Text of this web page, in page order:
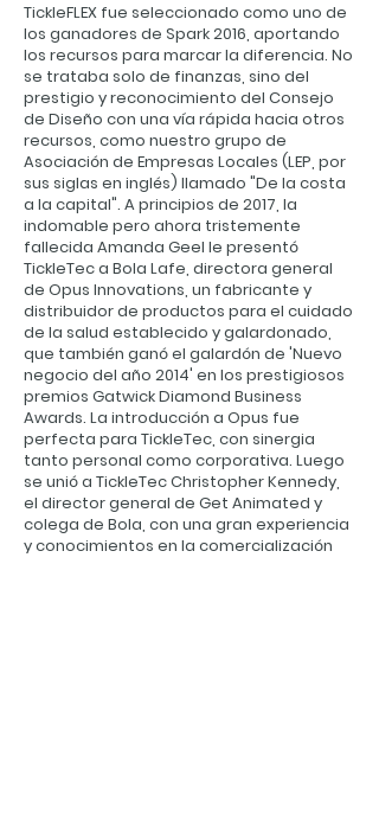
TickleFLEX fue seleccionado como uno de
los ganadores de Spark 2016, aportando
los recursos para marcar la diferencia. No
se trataba solo de finanzas, sino del
prestigio y reconocimiento del Consejo
de Diseño con una vía rápida hacia otros
recursos, como nuestro grupo de
Asociación de Empresas Locales (LEP, por
sus siglas en inglés) llamado "De la costa
a la capital". A principios de 2017, la
indomable pero ahora tristemente
fallecida Amanda Geel le presentó
TickleTec a Bola Lafe, directora general
de Opus Innovations, un fabricante y
distribuidor de productos para el cuidado
de la salud establecido y galardonado,
que también ganó el galardón de 'Nuevo
negocio del año 2014' en los prestigiosos
premios Gatwick Diamond Business
Awards. La introducción a Opus fue
perfecta para TickleTec, con sinergia
tanto personal como corporativa. Luego
se unió a TickleTec Christopher Kennedy,
el director general de Get Animated y
colega de Bola, con una gran experiencia
y conocimientos en la comercialización